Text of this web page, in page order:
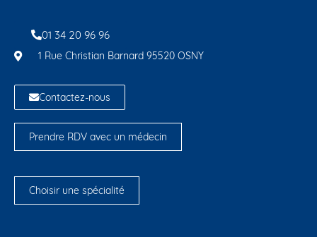
01 34 20 96 96
1 Rue Christian Barnard 95520 OSNY
Contactez-nous
Prendre RDV avec un médecin
Choisir une spécialité